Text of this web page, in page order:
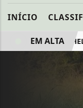
INÍCIO
EM SANTA HELENA,
EM ALTA